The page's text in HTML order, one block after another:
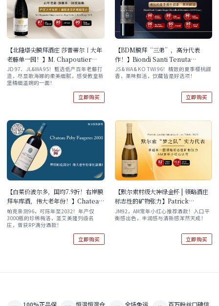
【北隆塔尖膜拜酒庄 莎普蒂尔丨大年
老藤单一园！】M. Chapoutier
Chateauneuf-du-Pape Croix de
Bois Rouge 2019
JD 97、JL&WA 95！甄选低产百年老藤打
造，尽显歌海娜的柔美细腻，感受教皇新
堡精细温婉的一面！
立即购买
【BDM膜拜“三弟”，高分代表
作！】Biondi Santi Tenuta
Greppo Brunello di Montalcino
DOCG 2017
JS & WA & KO TWI 96！精致的夏季樱桃甜
香，果味鲜活，饮藏皆是好选项！
立即购买
【白菜价波尔多，国均7.9折！右岸膜
拜车库酒，伟大老年份！】Chateau
Peby Faugeres 2000 现货
帕克亲测96，可陈年至2032！年产仅
3000瓶的珍稀梅洛，圣艾美隆列级名
庄，曾获RP满分酒款！
立即购买
【默尔索村级大神绿金杯 | 领略酒庄
标志性的矿物张力】Patrick
Javillier Meursault Les Tillets
2023
JM92，AM常年小红心推荐酒款！入口平
衡感出色，丰润感与清新感浑然天成！
立即购买